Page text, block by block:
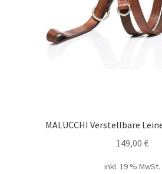
MALUCCHI Verstellbare
149,00 €
inkl. 19 % MwSt.